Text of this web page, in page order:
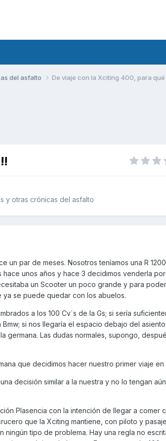
del asfalto De viaje con la Xciting 400, para
y otras crónicas del asfalto
un par de meses. Nosotros teníamos una R
hace unos años y hace 3 decidimos venderla
un Scooter un poco grande y para
se puede quedar con los abuelos.
a los 100 Cv´s de la Gs; si sería
si nos llegaría el espacio debajo del
germana. Las dudas normales, supongo,
que decidimos hacer nuestro primer viaje en
decisión similar a la nuestra y no lo tengan aún
Plasencia con la intención de llegar a comer
que la Xciting mantiene, con piloto y
tipo de problema. Hay una regla no